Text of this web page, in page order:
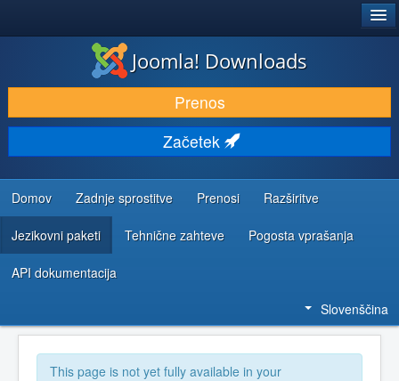
PRENESI IN RAZŠIRI
ODKRIJTE & IZVEJTE
SKUPNOST IN PODPORA
VIRI ZA RAZVIJALCE
Joomla! Downloads
Prenos
Začetek
Domov Zadnje sprostitve Prenosi Razširitve
Jezikovni paketi Tehnične zahteve Pogosta vprašanja
API dokumentacija
Slovenščina
This page is not yet fully available in your